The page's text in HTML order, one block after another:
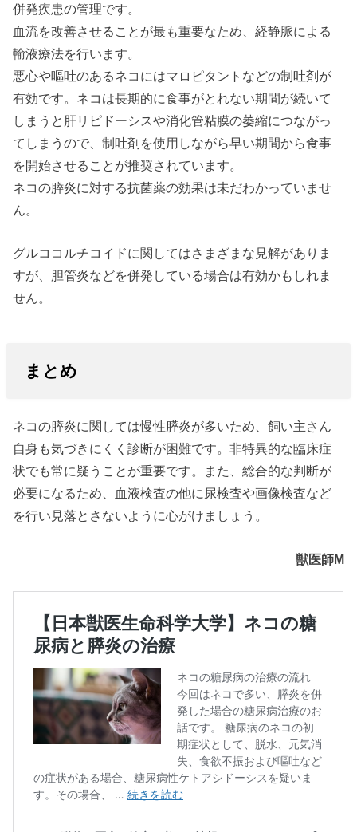
併発疾患の管理です。
血流を改善させることが最も重要なため、経静脈による
輸液療法を行います。
悪心や嘔吐のあるネコにはマロピタントなどの制吐剤が
有効です。ネコは長期的に食事がとれない期間が続いて
しまうと肝リピドーシスや消化管粘膜の萎縮につながっ
てしまうので、制吐剤を使用しながら早い期間から食事
を開始させることが推奨されています。
ネコの膵炎に対する抗菌薬の効果は未だわかっていませ
ん。
グルココルチコイドに関してはさまざまな見解がありま
すが、胆管炎などを併発している場合は有効かもしれま
せん。
まとめ
ネコの膵炎に関しては慢性膵炎が多いため、飼い主さん
自身も気づきにくく診断が困難です。非特異的な臨床症
状でも常に疑うことが重要です。また、総合的な判断が
必要になるため、血液検査の他に尿検査や画像検査など
を行い見落とさないように心がけましょう。
獣医師M